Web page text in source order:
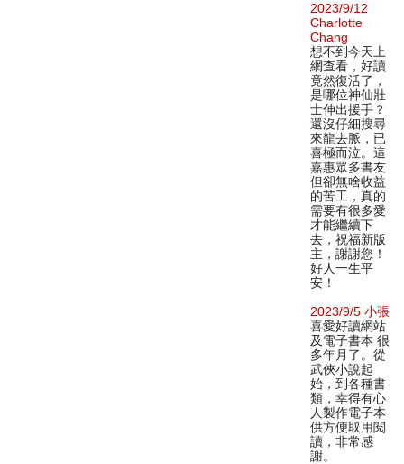
2023/9/12
Charlotte
Chang
想不到今天上
網查看，好讀
竟然復活了，
是哪位神仙壯
士伸出援手？
還沒仔細搜尋
來龍去脈，已
喜極而泣。這
嘉惠眾多書友
但卻無啥收益
的苦工，真的
需要有很多愛
才能繼續下
去，祝福新版
主，謝謝您！
好人一生平
安！
2023/9/5 小張
喜愛好讀網站
及電子書本 很
多年月了。從
武俠小說起
始，到各種書
類，幸得有心
人製作電子本
供方便取用閱
讀，非常感
謝。